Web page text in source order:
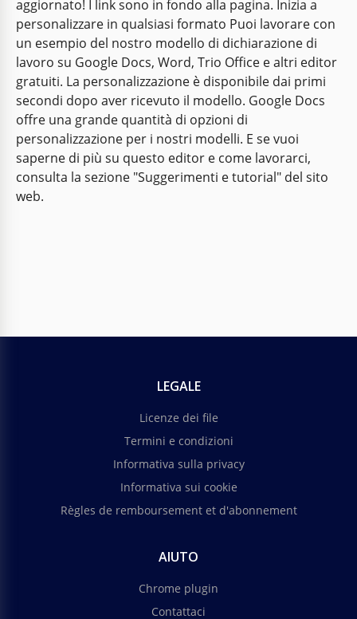
aggiornato! I link sono in fondo alla pagina. Inizia a
personalizzare in qualsiasi formato Puoi lavorare con
un esempio del nostro modello di dichiarazione di
lavoro su Google Docs, Word, Trio Office e altri editor
gratuiti. La personalizzazione è disponibile dai primi
secondi dopo aver ricevuto il modello. Google Docs
offre una grande quantità di opzioni di
personalizzazione per i nostri modelli. E se vuoi
saperne di più su questo editor e come lavorarci,
consulta la sezione "Suggerimenti e tutorial" del sito
web.
LEGALE
Licenze dei file
Termini e condizioni
Informativa sulla privacy
Informativa sui cookie
Règles de remboursement et d'abonnement
AIUTO
Chrome plugin
Contattaci